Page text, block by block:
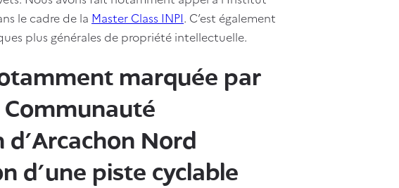
le cadre de la Master Class INPI. C’est également
plus générales de propriété intellectuelle.
marquée par
d'Arcachon Nord
d'une piste cyclable